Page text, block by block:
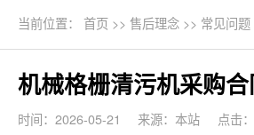
当前位置： 首页>> 售后理念>> 常见问题
机械格栅清污机采购
时间：2026-05-21 来源：本站 点击